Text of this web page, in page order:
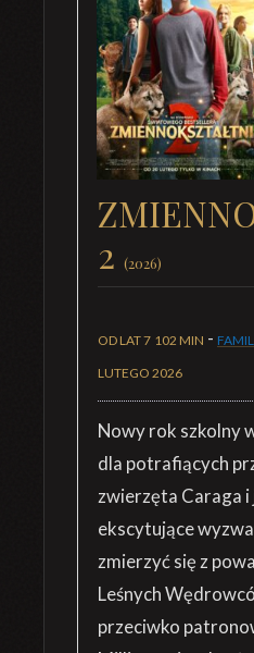
2 (2026)
OD LAT 7 102 MIN -
LUTEGO 2026
Nowy rok szkolny
dla potrafiących
zwierzęta Caraga
ekscytujące
zmierzyć się z
Leśnych
przeciwko